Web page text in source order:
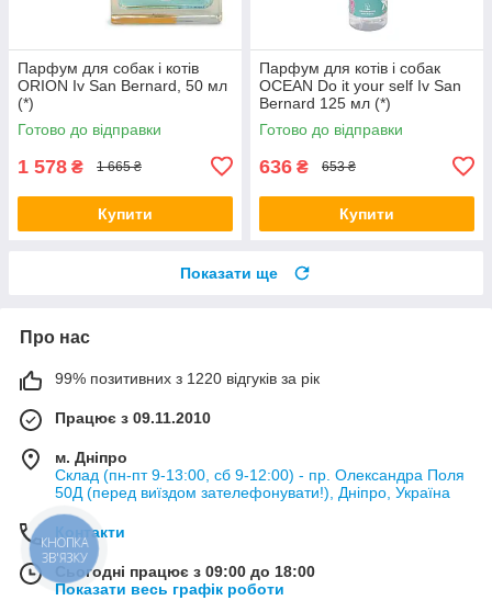
Парфум для собак і котів
ORION Iv San Bernard, 50 мл
(*)
Готово до відправки
1 578 ₴ 1 665 ₴
Купити
Парфум для котів і собак
OCEAN Do it your self Iv San
Bernard 125 мл (*)
Готово до відправки
636 ₴ 653 ₴
Купити
Показати ще
Про нас
99% позитивних з 1220 відгуків за рік
Працює з 09.11.2010
м. Дніпро
Склад (пн-пт 9-13:00, сб 9-12:00) - пр. Олександра Поля
50Д (перед виїздом зателефонувати!), Дніпро, Україна
Контакти
Сьогодні працює з 09:00 до 18:00
Показати весь графік роботи
КНОПКА
ЗВ'ЯЗКУ